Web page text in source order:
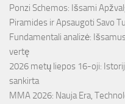
Ponzi Schemos: Išsami
Piramides ir Apsaugoti Savo
Fundamentali analizė:
vertę
2026 metų liepos 16-oji:
sankirta
MMA 2026: Nauja Era,